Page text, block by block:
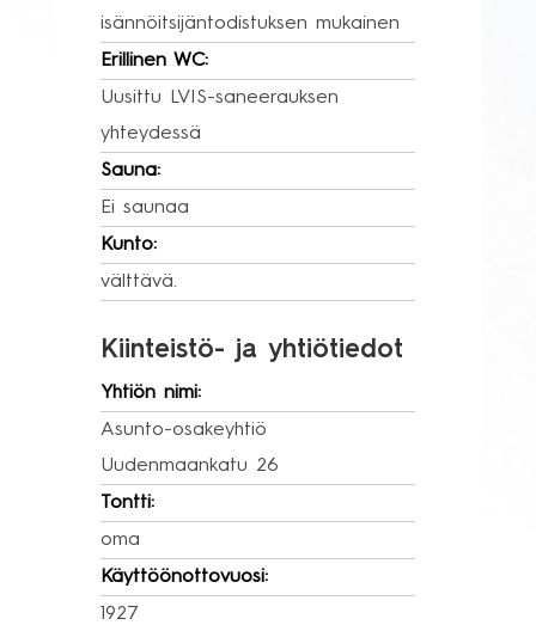
isännöitsijäntodistuksen mukainen
Erillinen WC:
Uusittu LVIS-saneerauksen
yhteydessä
Sauna:
Ei saunaa
Kunto:
välttävä.
Kiinteistö- ja yhtiötiedot
Yhtiön nimi:
Asunto-osakeyhtiö
Uudenmaankatu 26
Tontti:
oma
Käyttöönottovuosi:
1927